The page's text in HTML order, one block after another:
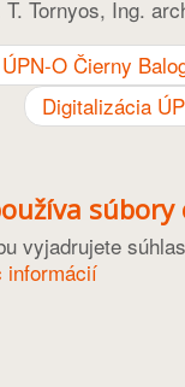
Tornyos, Ing.
O Čierny
Digitalizácia
súbory
vyjadrujete
informácií